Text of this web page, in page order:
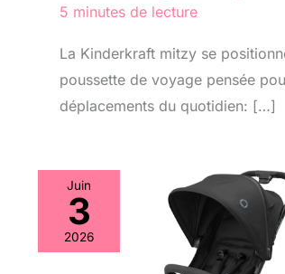
5 minutes de lecture
La Kinderkraft mitzy se
poussette de voyage pensée
déplacements du quotidien: […]
Juin
3
2026